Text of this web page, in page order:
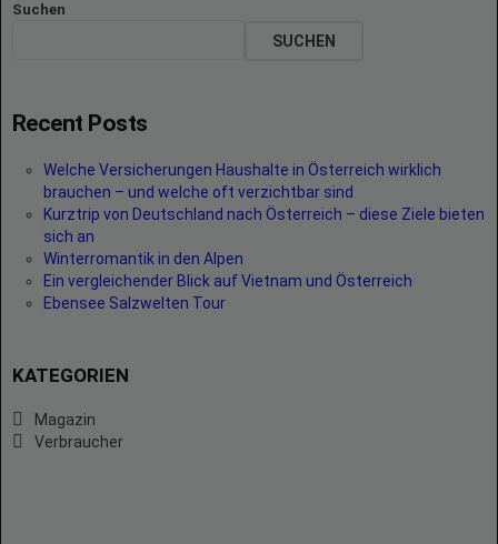
Suchen
SUCHEN
Recent Posts
Welche Versicherungen Haushalte in Österreich wirklich
brauchen – und welche oft verzichtbar sind
Kurztrip von Deutschland nach Österreich – diese Ziele bieten
sich an
Winterromantik in den Alpen
Ein vergleichender Blick auf Vietnam und Österreich
Ebensee Salzwelten Tour
KATEGORIEN
Magazin
Verbraucher